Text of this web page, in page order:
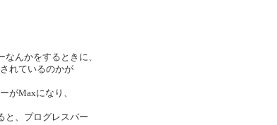
んかをするときに、
れているのかが
がMaxになり、
と、プログレスバー